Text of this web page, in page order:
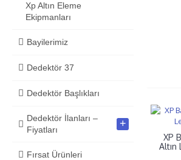
Xp Altın Eleme
Ekipmanları
Bayilerimiz
Dedektör 37
Dedektör Başlıkları
Dedektör İlanları –
Fiyatları
+
Fırsat Ürünleri
XP
Altın